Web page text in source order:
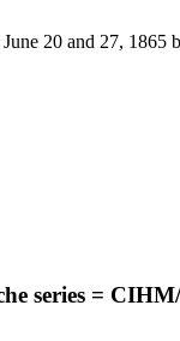
20 and 27, 1865
series =